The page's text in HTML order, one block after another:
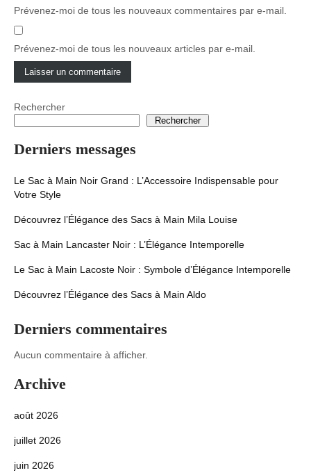
Prévenez-moi de tous les nouveaux commentaires par e-mail.
Prévenez-moi de tous les nouveaux articles par e-mail.
Rechercher
Rechercher
Derniers messages
Le Sac à Main Noir Grand : L’Accessoire Indispensable pour
Votre Style
Découvrez l’Élégance des Sacs à Main Mila Louise
Sac à Main Lancaster Noir : L’Élégance Intemporelle
Le Sac à Main Lacoste Noir : Symbole d’Élégance Intemporelle
Découvrez l’Élégance des Sacs à Main Aldo
Derniers commentaires
Aucun commentaire à afficher.
Archive
août 2026
juillet 2026
juin 2026